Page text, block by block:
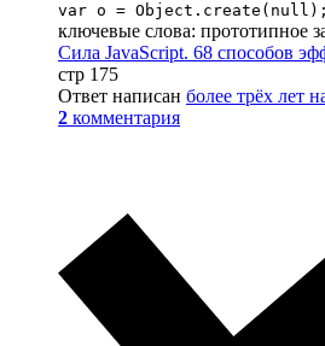
var o = Object.create(null);
ключевые слова: прототипное
Сила JavaScript. 68 способов
стр 175
Ответ написан более трёх лет
2 комментария